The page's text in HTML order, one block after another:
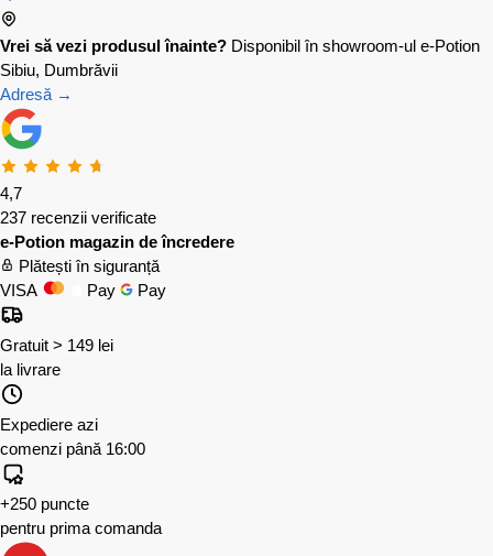
Vrei să vezi produsul înainte? Disponibil în showroom-ul e-Potion
Sibiu, Dumbrăvii
Adresă →
4,7
237 recenzii verificate
e-Potion magazin de încredere
Plătești în siguranță
VISA
Pay Pay
Gratuit > 149 lei
la livrare
Expediere azi
comenzi până 16:00
+250 puncte
pentru prima comanda